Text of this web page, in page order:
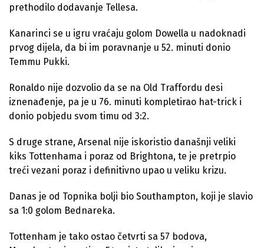
prethodilo dodavanje Tellesa.
Kanarinci se u igru vraćaju golom Dowella u nadoknadi
prvog dijela, da bi im poravnanje u 52. minuti donio
Temmu Pukki.
Ronaldo nije dozvolio da se na Old Traffordu desi
iznenađenje, pa je u 76. minuti kompletirao hat-trick i
donio pobjedu svom timu od 3:2.
S druge strane, Arsenal nije iskoristio današnji veliki
kiks Tottenhama i poraz od Brightona, te je pretrpio
treći vezani poraz i definitivno upao u veliku krizu.
Danas je od Topnika bolji bio Southampton, koji je slavio
sa 1:0 golom Bednareka.
Tottenham je tako ostao četvrti sa 57 bodova,